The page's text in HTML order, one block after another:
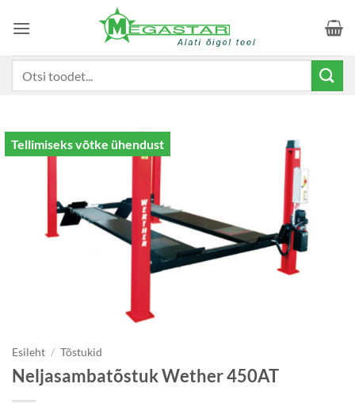
Tellimiseks võtke ühendust
Esileht / Tõstukid
Neljasambatõstuk Wether 450AT